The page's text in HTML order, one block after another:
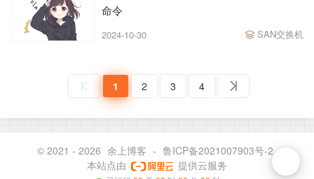
命令
2024-10-30 SAN交换机
1 2 3 4
© 2021 - 2026 余上博客 - 鲁ICP备2021007903号-2
本站点由
提供云服务